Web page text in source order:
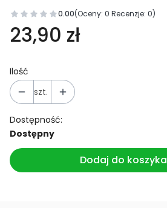
0.00(Oceny: 0 Recenzje: 0)
23,90 zł
Ilość
szt.
Dostępność:
Dostępny
Dodaj do koszyka